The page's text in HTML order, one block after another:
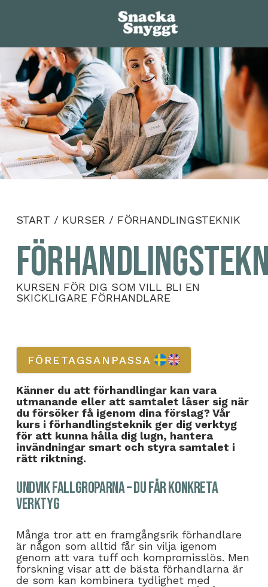
START / KURSER / FÖRHANDLINGSTEKNIK
KURSEN FÖR DIG SOM VILL BLI EN
SKICKLIGARE FÖRHANDLARE
FÖRETAGSANPASSA
Känner du att förhandlingar kan vara
utmanande eller att samtalet låser sig när
du försöker få igenom dina förslag? Vår
kurs i förhandlingsteknik ger dig verktyg
för att kunna hålla dig lugn, hantera
invändningar smart och styra samtalet i
rätt riktning.
Undvik fallgroparna – du får konkreta
verktyg
Många tror att en framgångsrik förhandlare
är någon som alltid får sin vilja igenom
genom att vara tuff och kompromisslös. Men
forskning visar att de bästa förhandlarna är
de som kan kombinera tydlighet med